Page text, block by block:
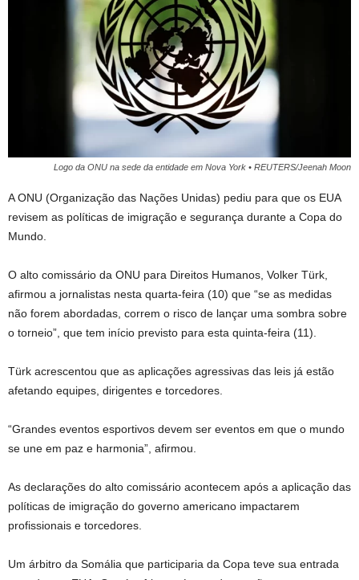
Logo da ONU na sede da entidade em Nova York • REUTERS/Jeenah Moon
A ONU (Organização das Nações Unidas) pediu para que os EUA
revisem as políticas de imigração e segurança durante a Copa do
Mundo.
O alto comissário da ONU para Direitos Humanos, Volker Türk,
afirmou a jornalistas nesta quarta-feira (10) que “se as medidas
não forem abordadas, correm o risco de lançar uma sombra sobre
o torneio”, que tem início previsto para esta quinta-feira (11).
Türk acrescentou que as aplicações agressivas das leis já estão
afetando equipes, dirigentes e torcedores.
“Grandes eventos esportivos devem ser eventos em que o mundo
se une em paz e harmonia”, afirmou.
As declarações do alto comissário acontecem após a aplicação das
políticas de imigração do governo americano impactarem
profissionais e torcedores.
Um árbitro da Somália que participaria da Copa teve sua entrada